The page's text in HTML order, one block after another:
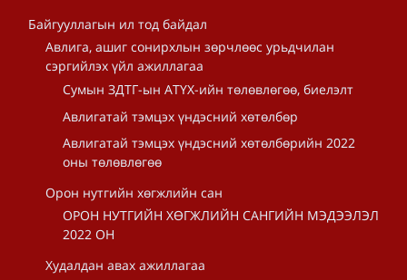
Байгууллагын ил тод байдал
Авлига, ашиг сонирхлын зөрчлөөс урьдчилан
сэргийлэх үйл ажиллагаа
Сумын ЗДТГ-ын АТҮХ-ийн төлөвлөгөө, биелэлт
Авлигатай тэмцэх үндэсний хөтөлбөр
Авлигатай тэмцэх үндэсний хөтөлбөрийн 2022
оны төлөвлөгөө
Орон нутгийн хөгжлийн сан
ОРОН НУТГИЙН ХӨГЖЛИЙН САНГИЙН МЭДЭЭЛЭЛ
2022 ОН
Худалдан авах ажиллагаа